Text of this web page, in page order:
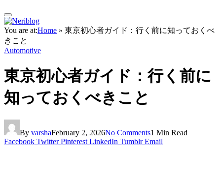
You are at:Home » 東京初心者ガイド：行く前に知っておくべ
きこと
Automotive
東京初心者ガイド：行く前に
知っておくべきこと
By varshaFebruary 2, 2026No Comments1 Min Read
Facebook Twitter Pinterest LinkedIn Tumblr Email